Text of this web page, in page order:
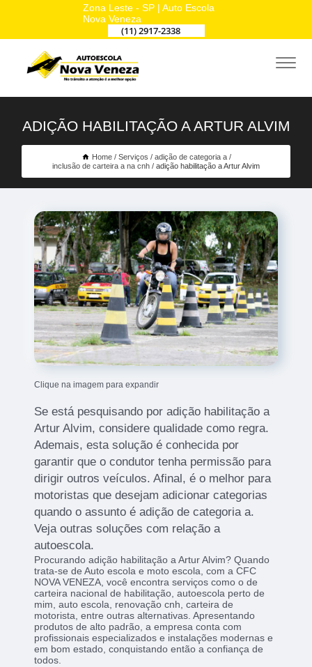
Zona Leste - SP | Auto Escola
Nova Veneza
(11) 2917-2338
ADIÇÃO HABILITAÇÃO A ARTUR ALVIM
Home Serviços
adição de categoria a
inclusão de carteira a na cnh
adição habilitação a Artur Alvim
Clique na imagem para expandir
Se está pesquisando por adição habilitação a
Artur Alvim, considere qualidade como regra.
Ademais, esta solução é conhecida por
garantir que o condutor tenha permissão para
dirigir outros veículos. Afinal, é o melhor para
motoristas que desejam adicionar categorias
quando o assunto é adição de categoria a.
Veja outras soluções com relação a
autoescola.
Procurando adição habilitação a Artur Alvim? Quando
trata-se de Auto escola e moto escola, com a CFC
NOVA VENEZA, você encontra serviços como o de
carteira nacional de habilitação, autoescola perto de
mim, auto escola, renovação cnh, carteira de
motorista, entre outras alternativas. Apresentando
produtos de alto padrão, a empresa conta com
profissionais especializados e instalações modernas e
em bom estado, conquistando então a confiança de
todos.